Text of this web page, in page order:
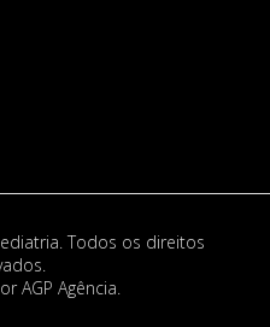
Todos os direitos
AGP Agência.